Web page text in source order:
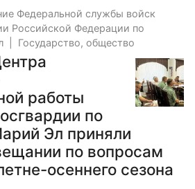
Федеральной службы войск
Российской Федерации по
Государство, общество
работы
по
Эл приняли
по вопросам
осеннего сезона